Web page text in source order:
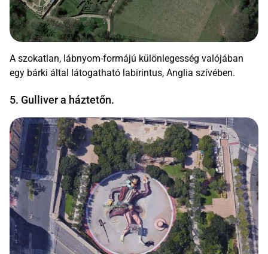
A szokatlan, lábnyom-formájú különlegesség valójában
egy bárki által látogatható labirintus, Anglia szívében.
5. Gulliver a háztetőn.